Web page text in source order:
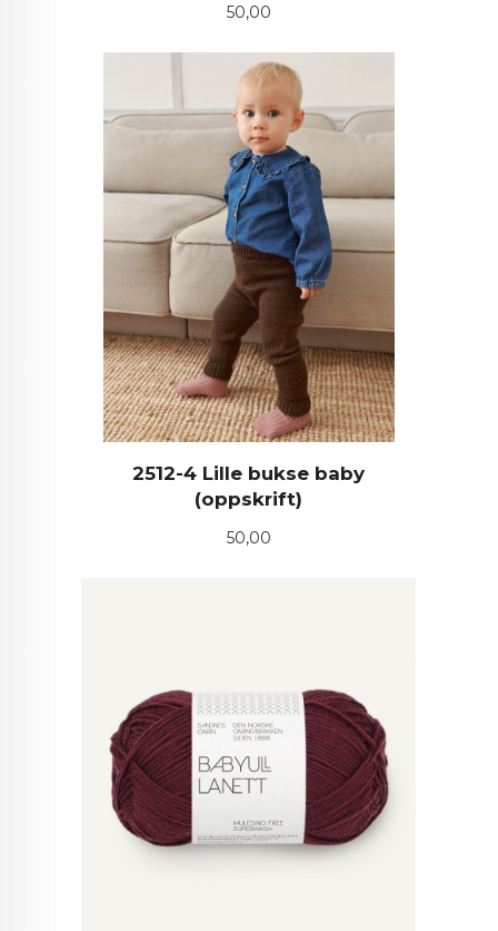
Pris
50,00
2512-4 Lille bukse baby
(oppskrift)
Pris
50,00